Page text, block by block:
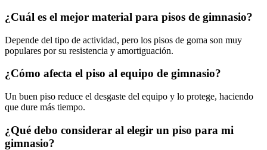
¿Cuál es el mejor material para pisos de gimnasio?
Depende del tipo de actividad, pero los pisos de goma son muy
populares por su resistencia y amortiguación.
¿Cómo afecta el piso al equipo de gimnasio?
Un buen piso reduce el desgaste del equipo y lo protege, haciendo
que dure más tiempo.
¿Qué debo considerar al elegir un piso para mi
gimnasio?